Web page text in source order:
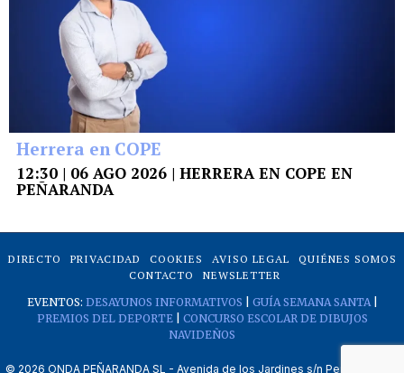
Herrera en COPE
12:30 | 06 AGO 2026 | HERRERA EN COPE EN
PEÑARANDA
DIRECTO PRIVACIDAD COOKIES AVISO LEGAL
QUIÉNES SOMOS
CONTACTO
NEWSLETTER
EVENTOS: DESAYUNOS INFORMATIVOS GUÍA SEMANA SANTA|
PREMIOS DEL DEPORTE| CONCURSO ESCOLAR DE DIBUJOS
NAVIDEÑOS
© 2026 ONDA PEÑARANDA SL - Avenida de los Jardines s/n Peñaranda de